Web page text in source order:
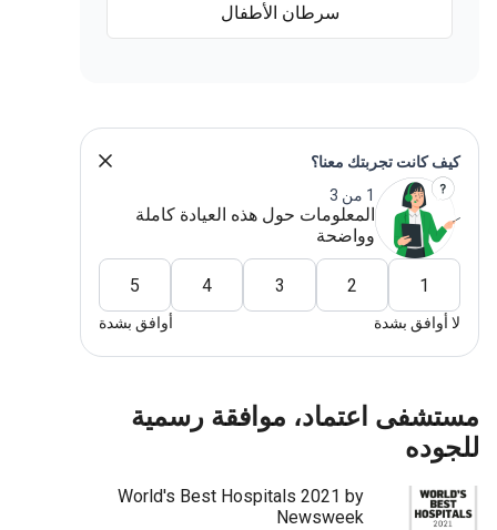
سرطان الأطفال
كيف كانت تجربتك معنا؟
1 من 3
المعلومات حول هذه العيادة كاملة
وواضحة
1
2
3
4
5
لا أوافق بشدة أوافق بشدة
مستشفى اعتماد، موافقة رسمية
للجوده
World's Best Hospitals 2021 by
Newsweek